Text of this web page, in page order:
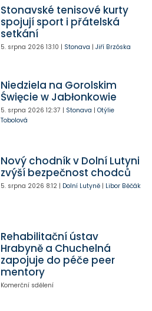
Stonavské tenisové kurty
spojují sport i přátelská
setkání
5. srpna 2026 13:10 | Stonava | Jiří Brzóska
Niedziela na Gorolskim
Święcie w Jabłonkowie
5. srpna 2026 12:37 | Stonava | Otýlie
Tobolová
Nový chodník v Dolní Lutyni
zvýší bezpečnost chodců
5. srpna 2026 8:12| Dolní Lutyně| Libor Běčák
Rehabilitační ústav
Hrabyně a Chuchelná
zapojuje do péče peer
mentory
Komerční sdělení